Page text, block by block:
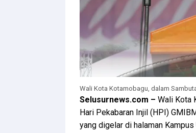
Wali Kota Kotamobagu, dalam
Selusurnews.com – Wali Kota
Hari Pekabaran Injil (HPI)
yang digelar di halaman